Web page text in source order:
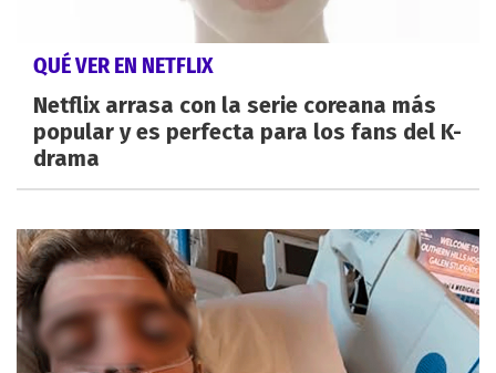
QUÉ VER EN NETFLIX
Netflix arrasa con la serie coreana más
popular y es perfecta para los fans del K-
drama